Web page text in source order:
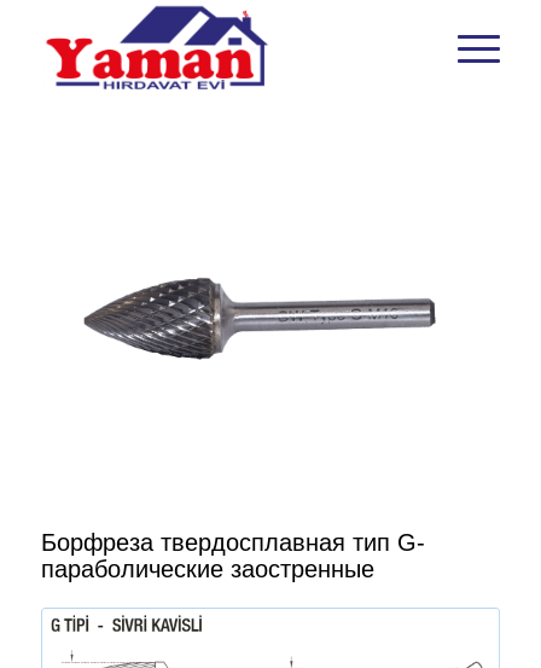
Борфреза твердосплавная тип G-
параболические заостренные